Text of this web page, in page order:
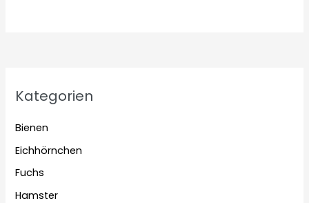
Kategorien
Bienen
Eichhörnchen
Fuchs
Hamster